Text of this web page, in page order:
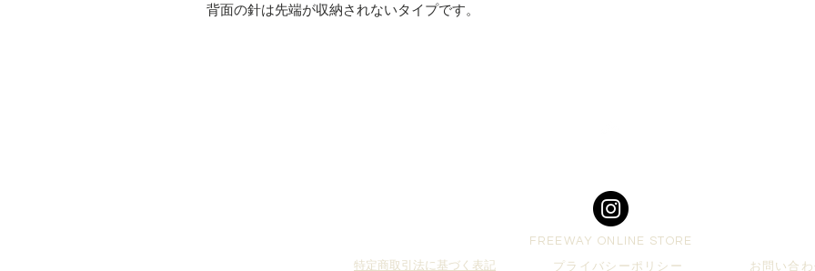
背面の針は先端が収納されないタイプです。
FREEWAY ONLINE STORE
特定商取引法に基づく表記
プライバシーポリシー お問い合